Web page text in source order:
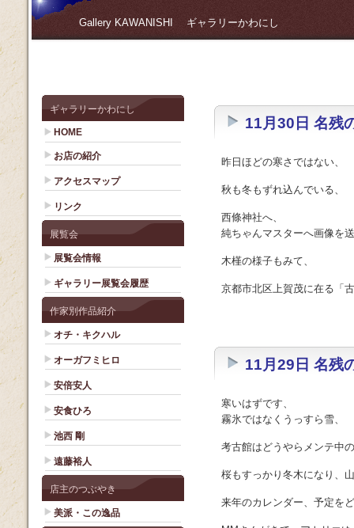
Gallery KAWANISHI ギャラリーかわにし
ギャラリーかわにし
HOME
お店の紹介
アクセスマップ
リンク
展覧会
展覧会情報
ギャラリー展覧会履歴
作家別作品紹介
オチ・キクハル
オーガフミヒロ
安倍安人
安食ひろ
池西 剛
遠藤裕人
店主のつぶやき
美派・この逸品
11月30日 名残
昨日ほどの寒さではない、
秋も冬もずれ込んでいる、
西條神社へ、
純ちゃんマスターへ画像を
木槿の様子もみて、
京都市北区上賀茂に在る「
11月29日 名残
寒いはずです、
霧氷ではなくうっすら雪、
考古館はどうやらメンテ中
桜もすっかり冬木になり、
来年のカレンダー、予定を